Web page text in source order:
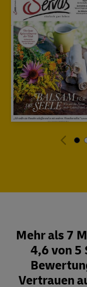
Mehr als 7
4,6 von 5
Vertrauen